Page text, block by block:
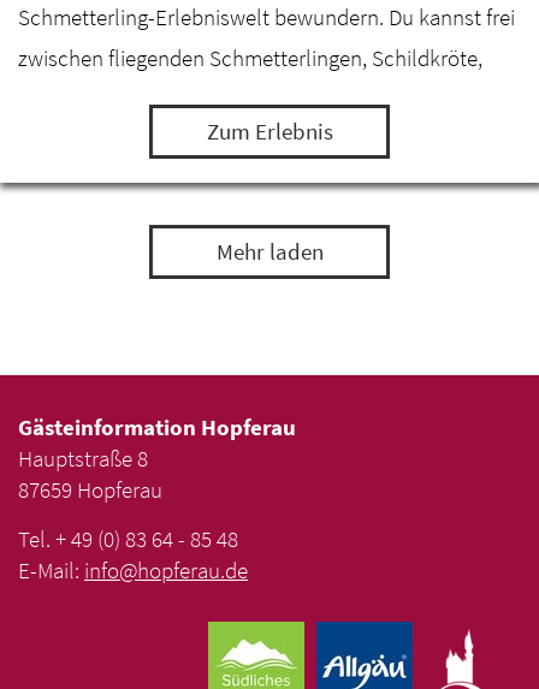
Schmetterling-Erlebniswelt bewundern. Du kannst frei
zwischen fliegenden Schmetterlingen, Schildkröte,
einem Leguan, Bartagamen und Minipapageien…
Zum Erlebnis
Mehr laden
Gästeinformation Hopferau
Hauptstraße 8
87659 Hopferau
Tel. + 49 (0) 83 64 - 85 48
E-Mail: info@hopferau.de